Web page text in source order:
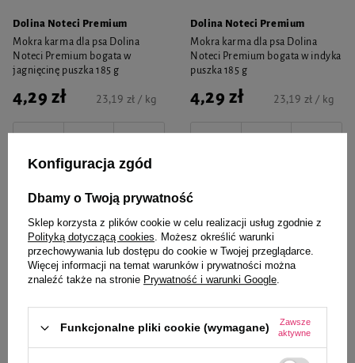
Dolina Noteci Premium
Mokra karma dla psa Dolina
Noteci Premium bogata w
jagnięcinę puszka 185 g
4,29 zł 23,19 zł / kg
- +
Do koszyka
Dolina Noteci Premium
Mokra karma dla psa Dolina
Noteci Premium bogata w indyka
puszka 185 g
4,29 zł 23,19 zł / kg
- +
NOWOŚĆ NOWOŚĆ
Konfiguracja zgód
Dbamy o Twoją prywatność
Sklep korzysta z plików cookie w celu realizacji usług zgodnie z
Polityką dotyczącą cookies. Możesz określić warunki
przechowywania lub dostępu do cookie w Twojej przeglądarce.
Więcej informacji na temat warunków i prywatności można
znaleźć także na stronie Prywatność i warunki Google.
Funkcjonalne pliki cookie (wymagane)
Zawsze
aktywne